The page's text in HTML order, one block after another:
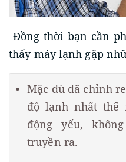
Đồng thời bạn cần
thấy máy lạnh gặp
Mặc dù đã chỉnh
độ lạnh nhất thế
động yếu,
truyền ra.